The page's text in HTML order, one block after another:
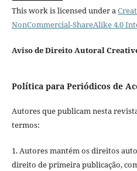
This work is licensed under a
NonCommercial-ShareAlike 4.0
Aviso de Direito Autoral
Política para Periódicos de
Autores que publicam nesta
termos:
1. Autores mantém os direitos
direito de primeira publicação,